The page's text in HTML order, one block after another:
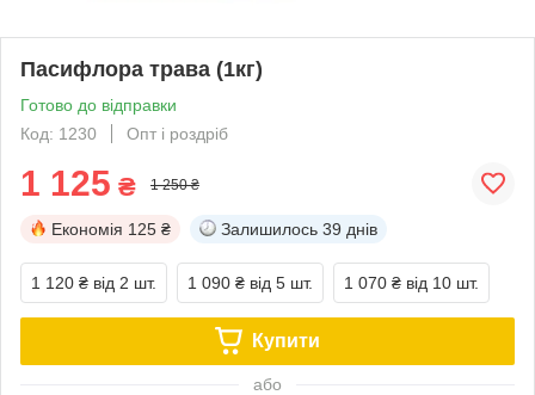
Пасифлора трава (1кг)
Готово до відправки
Код: 1230
Опт і роздріб
1 125 ₴ 1 250 ₴
Економія 125 ₴ Залишилось 39 днів
1 120 ₴ від 2 шт. 1 090 ₴ від 5 шт. 1 070 ₴ від 10 шт.
Купити
або